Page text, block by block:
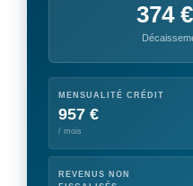
374
MENSUALITÉ CRÉDIT
957 €
/ mois
REVENUS NON